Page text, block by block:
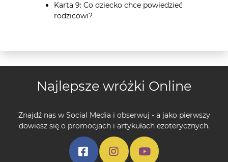
Karta 9: Co dziecko chce powiedzieć
rodzicowi?
Najlepsze wróżki Online
Znajdź nas w Social Media i obserwuj - a jako pierwszy
dowiesz się o promocjach i artykułach ezoterycznych.